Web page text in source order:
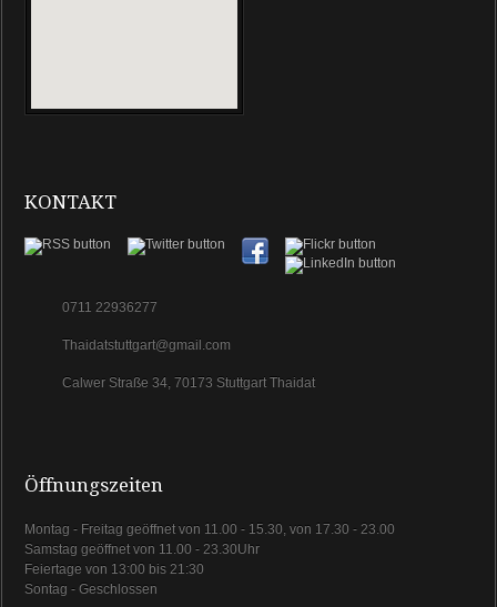
KONTAKT
0711 22936277
Thaidatstuttgart@gmail.com
Calwer Straße 34, 70173 Stuttgart Thaidat
Öffnungszeiten
Montag - Freitag geöffnet von 11.00 - 15.30, von 17.30 - 23.00
Samstag geöffnet von 11.00 - 23.30Uhr
Feiertage von 13:00 bis 21:30
Sontag - Geschlossen